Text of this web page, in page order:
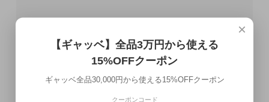
×
【ギャッベ】全品3万円から使える
15%OFFクーポン
ギャッベ全品30,000円から使える15%OFFクーポン
クーポンコード